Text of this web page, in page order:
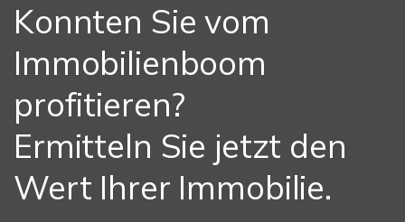
Konnten Sie vom
Immobilienboom
profitieren?
Ermitteln Sie jetzt den
Wert Ihrer Immobilie.